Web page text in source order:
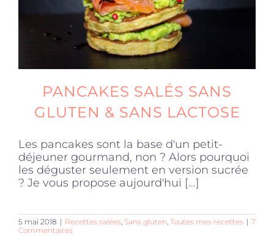
PANCAKES SALÉS SANS
GLUTEN & SANS LACTOSE
Les pancakes sont la base d'un petit-
déjeuner gourmand, non ? Alors pourquoi
les déguster seulement en version sucrée
? Je vous propose aujourd'hui [...]
5 mai 2018 | Recettes salées, Sans gluten, Toutes mes recettes | 7
Commentaires